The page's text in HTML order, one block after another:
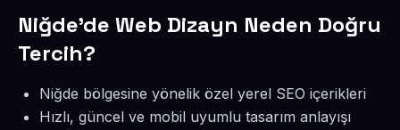
Niğde’de Web Dizayn Neden Doğru
Tercih?
Niğde bölgesine yönelik özel yerel SEO içerikleri
Hızlı, güncel ve mobil uyumlu tasarım anlayışı